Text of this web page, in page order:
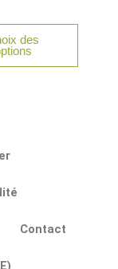
des
être
Contact